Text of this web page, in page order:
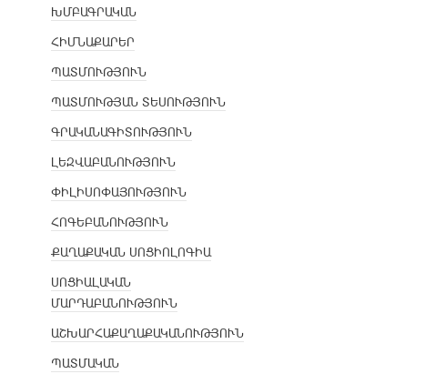
ԽՄԲԱԳՐԱԿԱՆ
ՀԻՄՆԱՔԱՐԵՐ
ՊԱՏՄՈՒԹՅՈՒՆ
ՊԱՏՄՈՒԹՅԱՆ ՏԵՍՈՒԹՅՈՒՆ
ԳՐԱԿԱՆԱԳԻՏՈՒԹՅՈՒՆ
ԼԵԶՎԱԲԱՆՈՒԹՅՈՒՆ
ՓԻԼԻՍՈՓԱՅՈՒԹՅՈՒՆ
ՀՈԳԵԲԱՆՈՒԹՅՈՒՆ
ՔԱՂԱՔԱԿԱՆ ՍՈՑԻՈԼՈԳԻԱ
ՍՈՑԻԱԼԱԿԱՆ
ՄԱՐԴԱԲԱՆՈՒԹՅՈՒՆ
ԱՇԽԱՐՀԱՔԱՂԱՔԱԿԱՆՈՒԹՅՈՒՆ
ՊԱՏՄԱԿԱՆ